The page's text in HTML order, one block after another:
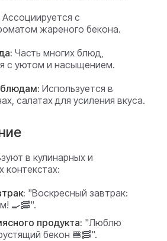
Ассоциируется с
жареного бекона.
Часть многих блюд,
с уютом и насыщением.
Используется в
салатах для усиления вкуса.
в кулинарных и
контекстах:
"Воскресный завтрак:
🍳🥓".
продукта: "Люблю
бекон 🍔🥓".